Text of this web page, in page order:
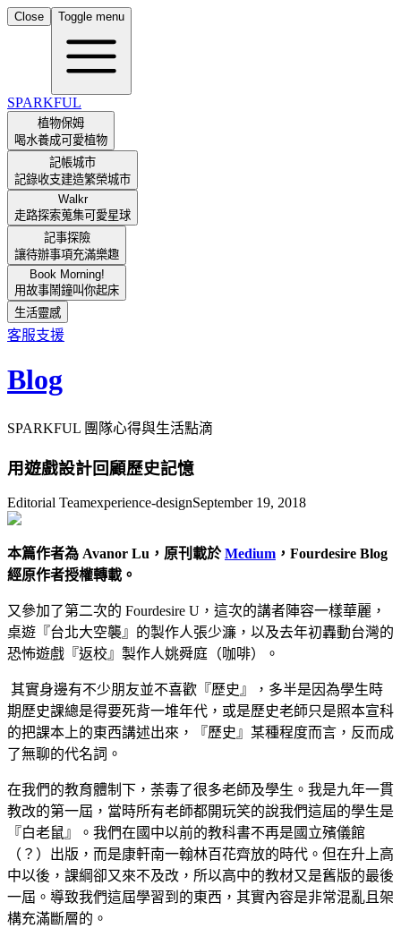
Close Toggle menu
SPARKFUL
植物保姆
喝水養成可愛植物
記帳城市
記錄收支建造繁榮城市
Walkr
走路探索蒐集可愛星球
記事探險
讓待辦事項充滿樂趣
Book Morning!
用故事鬧鐘叫你起床
生活靈感
客服支援
Blog
SPARKFUL 團隊心得與生活點滴
用遊戲設計回顧歷史記憶
Editorial Teamexperience-designSeptember 19, 2018
本篇作者為 Avanor Lu，原刊載於Medium ，Fourdesire Blog
經原作者授權轉載。
又參加了第二次的 Fourdesire U，這次的講者陣容一樣華麗，
桌遊『台北大空襲』的製作人張少濂，以及去年初轟動台灣的
恐怖遊戲『返校』製作人姚舜庭（咖啡）。
其實身邊有不少朋友並不喜歡『歷史』，多半是因為學生時
期歷史課總是得要死背一堆年代，或是歷史老師只是照本宣科
的把課本上的東西講述出來，『歷史』某種程度而言，反而成
了無聊的代名詞。
在我們的教育體制下，荼毒了很多老師及學生。我是九年一貫
教改的第一屆，當時所有老師都開玩笑的說我們這屆的學生是
『白老鼠』。我們在國中以前的教科書不再是國立殯儀館
（？）出版，而是康軒南一翰林百花齊放的時代。但在升上高
中以後，課綱卻又來不及改，所以高中的教材又是舊版的最後
一屆。導致我們這屆學習到的東西，其實內容是非常混亂且架
構充滿斷層的。